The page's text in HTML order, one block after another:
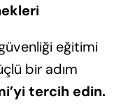
eğitimi
bir adım
tercih edin.